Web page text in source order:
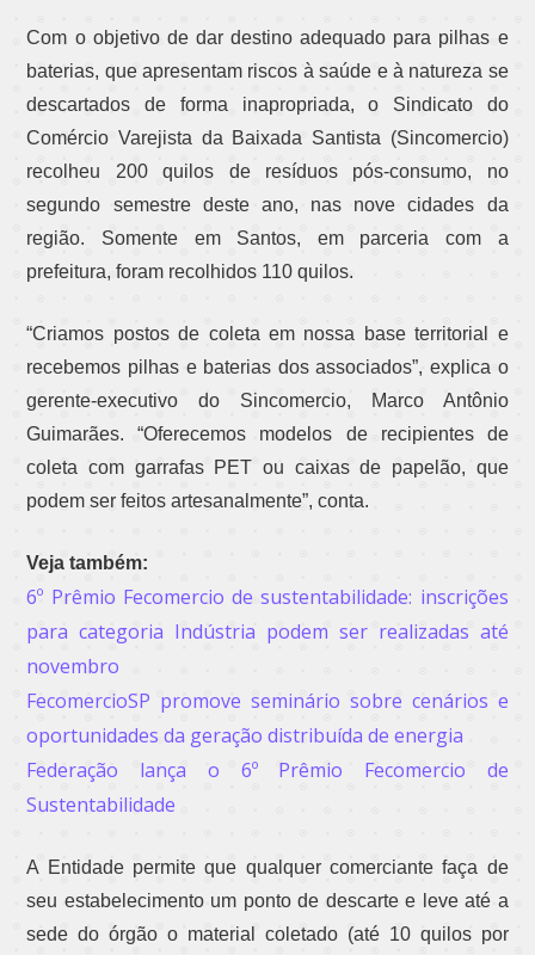
Com o objetivo de dar destino adequado para pilhas e
baterias, que apresentam riscos à saúde e à natureza se
descartados de forma inapropriada, o Sindicato do
Comércio Varejista da Baixada Santista (Sincomercio)
recolheu 200 quilos de resíduos pós-consumo, no
segundo semestre deste ano, nas nove cidades da
região. Somente em Santos, em parceria com a
prefeitura, foram recolhidos 110 quilos.
“Criamos postos de coleta em nossa base territorial e
recebemos pilhas e baterias dos associados”, explica o
gerente-executivo do Sincomercio, Marco Antônio
Guimarães. “Oferecemos modelos de recipientes de
coleta com garrafas PET ou caixas de papelão, que
podem ser feitos artesanalmente”, conta.
Veja também:
6º Prêmio Fecomercio de sustentabilidade: inscrições
para categoria Indústria podem ser realizadas até
novembro
FecomercioSP promove seminário sobre cenários e
oportunidades da geração distribuída de energia
Federação lança o 6º Prêmio Fecomercio de
Sustentabilidade
A Entidade permite que qualquer comerciante faça de
seu estabelecimento um ponto de descarte e leve até a
sede do órgão o material coletado (até 10 quilos por